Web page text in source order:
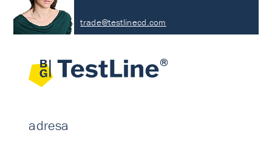
trade@testlinecd.com
adresa